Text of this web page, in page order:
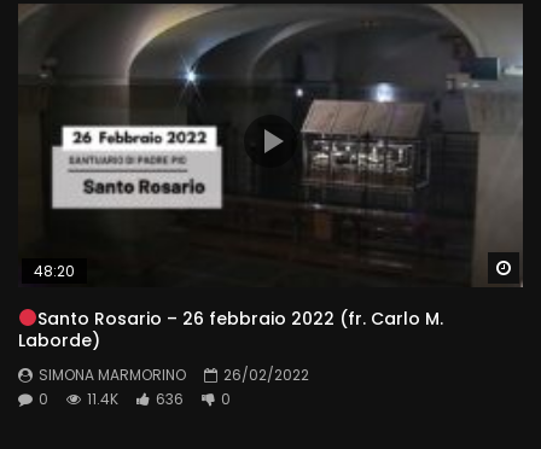
48:20
Santo Rosario – 26 febbraio 2022 (fr. Carlo M.
Laborde)
SIMONA MARMORINO
26/02/2022
0
11.4K 636 0